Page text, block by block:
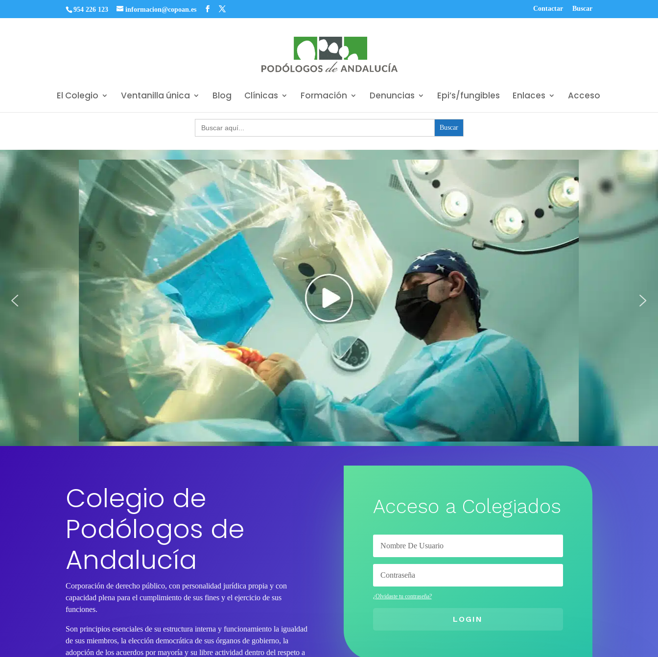
954 226 123 informacion@copoan.es Contactar Buscar
El Colegio Ventanilla única Blog Clínicas Formación Denuncias Epi’s/fungibles Enlaces Acceso
Buscar:
Colegio de
Podólogos de
Andalucía
Corporación de derecho público, con personalidad jurídica propia y con
capacidad plena para el cumplimiento de sus fines y el ejercicio de sus
funciones.
Son principios esenciales de su estructura interna y funcionamiento la igualdad
de sus miembros, la elección democrática de sus órganos de gobierno, la
adopción de los acuerdos por mayoría y su libre actividad dentro del respeto a
Acceso a Colegiados
¿Olvidaste tu contraseña?
LOGIN